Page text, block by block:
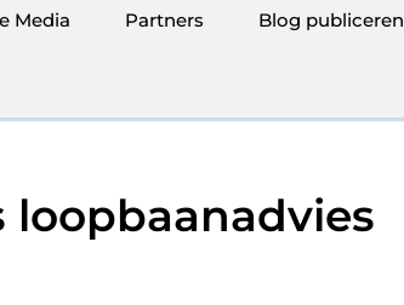
Media Partners Blog publiceren
loopbaanadvies